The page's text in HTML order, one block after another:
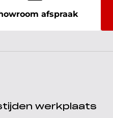
afspraak
werkplaats